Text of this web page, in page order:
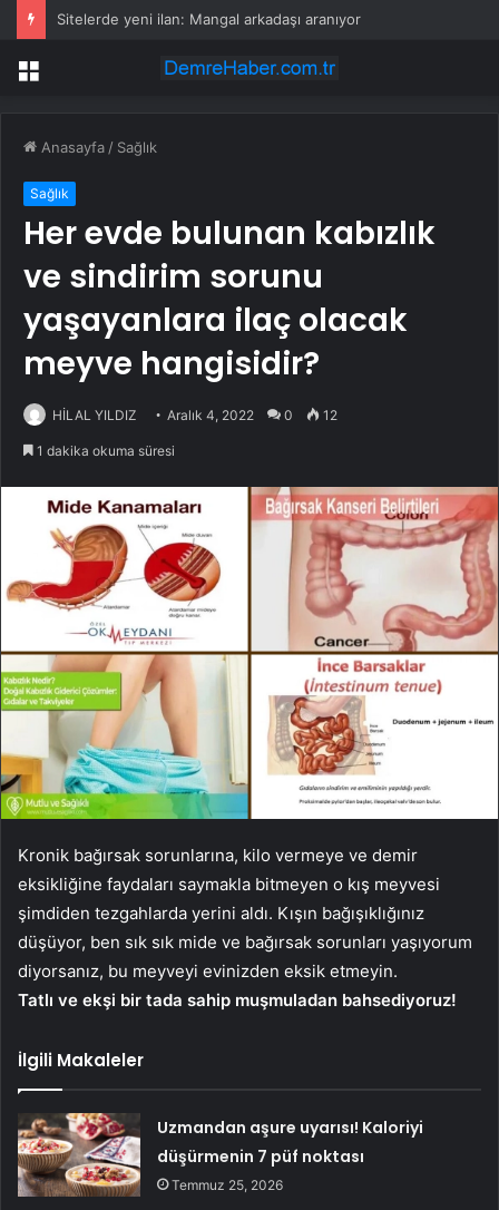
Fethiye’de Belediye Başkanına Saldırı: 4 Gözaltı
Menü
Anasayfa / Sağlık
Sağlık
Her evde bulunan kabızlık
ve sindirim sorunu
yaşayanlara ilaç olacak
meyve hangisidir?
HİLAL YILDIZ Aralık 4, 2022 0 12
1 dakika okuma süresi
Kronik bağırsak sorunlarına, kilo vermeye ve demir
eksikliğine faydaları saymakla bitmeyen o kış meyvesi
şimdiden tezgahlarda yerini aldı. Kışın bağışıklığınız
düşüyor, ben sık sık mide ve bağırsak sorunları yaşıyorum
diyorsanız, bu meyveyi evinizden eksik etmeyin.
Tatlı ve ekşi bir tada sahip muşmuladan bahsediyoruz!
İlgili Makaleler
Uzmandan aşure uyarısı! Kaloriyi
düşürmenin 7 püf noktası
Temmuz 25, 2026